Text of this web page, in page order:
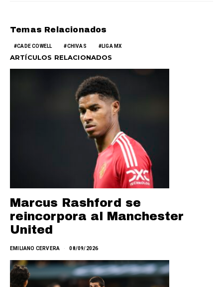
Temas Relacionados
CADE COWELL CHIVAS LIGA MX
ARTÍCULOS RELACIONADOS
Marcus Rashford se
reincorpora al Manchester
United
EMILIANO CERVERA 08/09/2026